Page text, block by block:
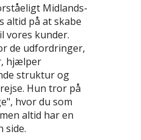
Midlands-
altid på at skabe
vores kunder.
de udfordringer,
hjælper
struktur og
Hun tror på
hvor du som
altid har en
side.